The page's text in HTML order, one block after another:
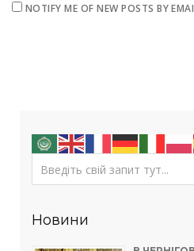
NOTIFY ME OF NEW POSTS BY
Новини